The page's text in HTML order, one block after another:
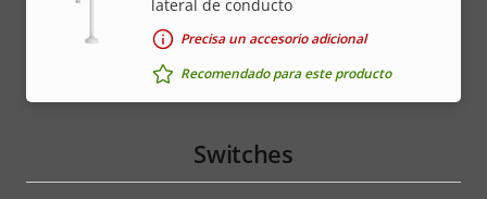
lateral de conducto
Precisa un accesorio adicional
Recomendado para este producto
Switches